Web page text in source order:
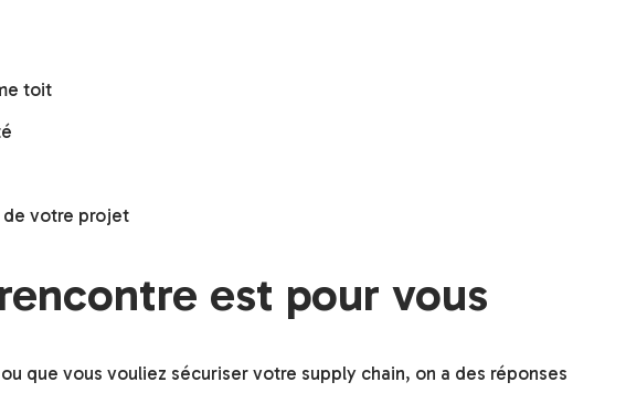
toit
de votre projet
est pour vous
que vous vouliez sécuriser votre supply chain, on a des réponses